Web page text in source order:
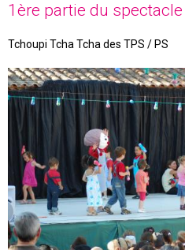
1ère partie du spectacle
Tchoupi Tcha Tcha des TPS / PS